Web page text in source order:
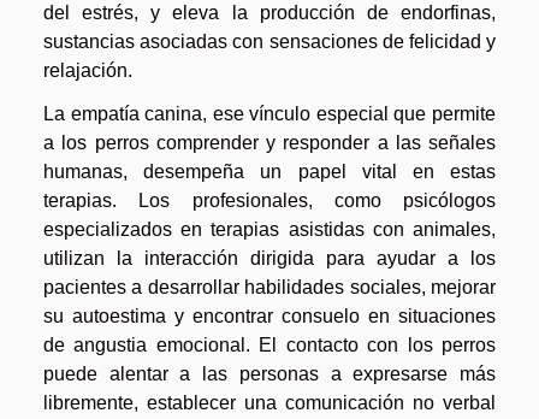
del estrés, y eleva la producción de endorfinas,
sustancias asociadas con sensaciones de felicidad y
relajación.
La empatía canina, ese vínculo especial que permite
a los perros comprender y responder a las señales
humanas, desempeña un papel vital en estas
terapias. Los profesionales, como psicólogos
especializados en terapias asistidas con animales,
utilizan la interacción dirigida para ayudar a los
pacientes a desarrollar habilidades sociales, mejorar
su autoestima y encontrar consuelo en situaciones
de angustia emocional. El contacto con los perros
puede alentar a las personas a expresarse más
libremente, establecer una comunicación no verbal